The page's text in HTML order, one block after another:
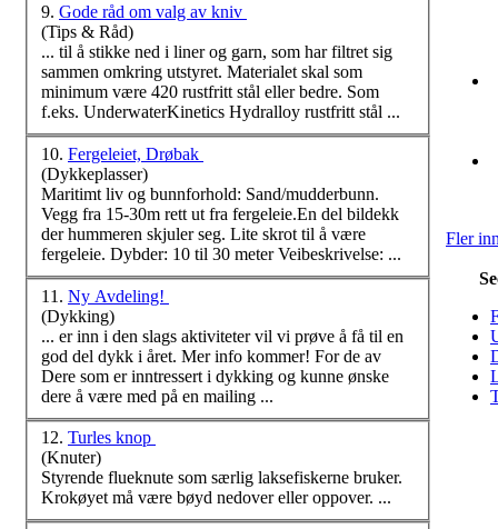
9. Gode råd om valg av kniv
(Tips & Råd)
... til å stikke ned i liner og garn, som har filtret sig
sammen omkring utstyret. Materialet skal som
minimum være 420 rustfritt stål eller bedre. Som
f.eks. UnderwaterKinetics Hydralloy rustfritt stål ...
10. Fergeleiet, Drøbak
(Dykkeplasser)
Maritimt liv og bunnforhold: Sand/mudderbunn.
Vegg fra 15-30m rett ut fra fergeleie.En del bildekk
der hummeren skjuler seg. Lite skrot til å være
fergeleie. Dybder: 10 til 30 meter Veibeskrivelse: ...
11. Ny Avdeling!
(Dykking)
... er inn i den slags aktiviteter vil vi prøve å få til en
god del dykk i året. Mer info kommer! For de av
Dere som er inntressert i dykking og kunne ønske
dere å være med på en mailing ...
12. Turles knop
(Knuter)
Styrende flueknute som særlig laksefiskerne bruker.
Krokøyet må være bøyd nedover eller oppover. ...
Fler